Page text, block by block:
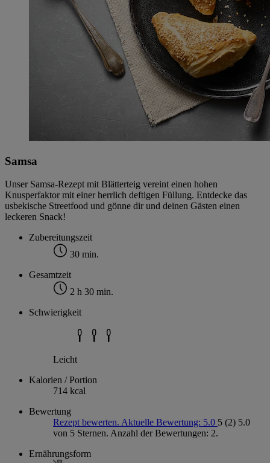
Samsa
Unser Samsa-Rezept mit Blätterteig vereint einen hohen
Knusperfaktor mit einer herrlich deftigen Füllung. Entdecke das
usbekische Streetfood und gönne dir und deinen Gästen einen
leckeren Snack!
Zubereitungszeit
30 min.
Gesamtzeit
2 h 30 min.
Schwierigkeit
Leicht
Kalorien / Portion
714 kcal
Bewertung
Rezept bewerten. Aktuelle Bewertung: 5.0 5 (2) 5.0
von 5 Sternen. Anzahl der Bewertungen: 2.
Ernährungsform